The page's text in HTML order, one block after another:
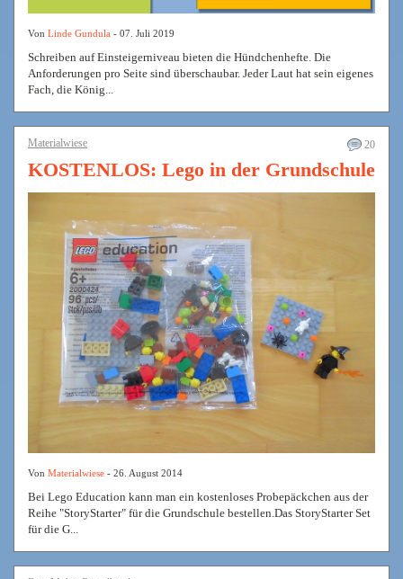
Von Linde Gundula - 07. Juli 2019
Schreiben auf Einsteigerniveau bieten die Hündchenhefte. Die
Anforderungen pro Seite sind überschaubar. Jeder Laut hat sein eigenes
Fach, die König...
20
Materialwiese
KOSTENLOS: Lego in der Grundschule
Von Materialwiese - 26. August 2014
Bei Lego Education kann man ein kostenloses Probepäckchen aus der
Reihe "StoryStarter" für die Grundschule bestellen.Das StoryStarter Set
für die G...